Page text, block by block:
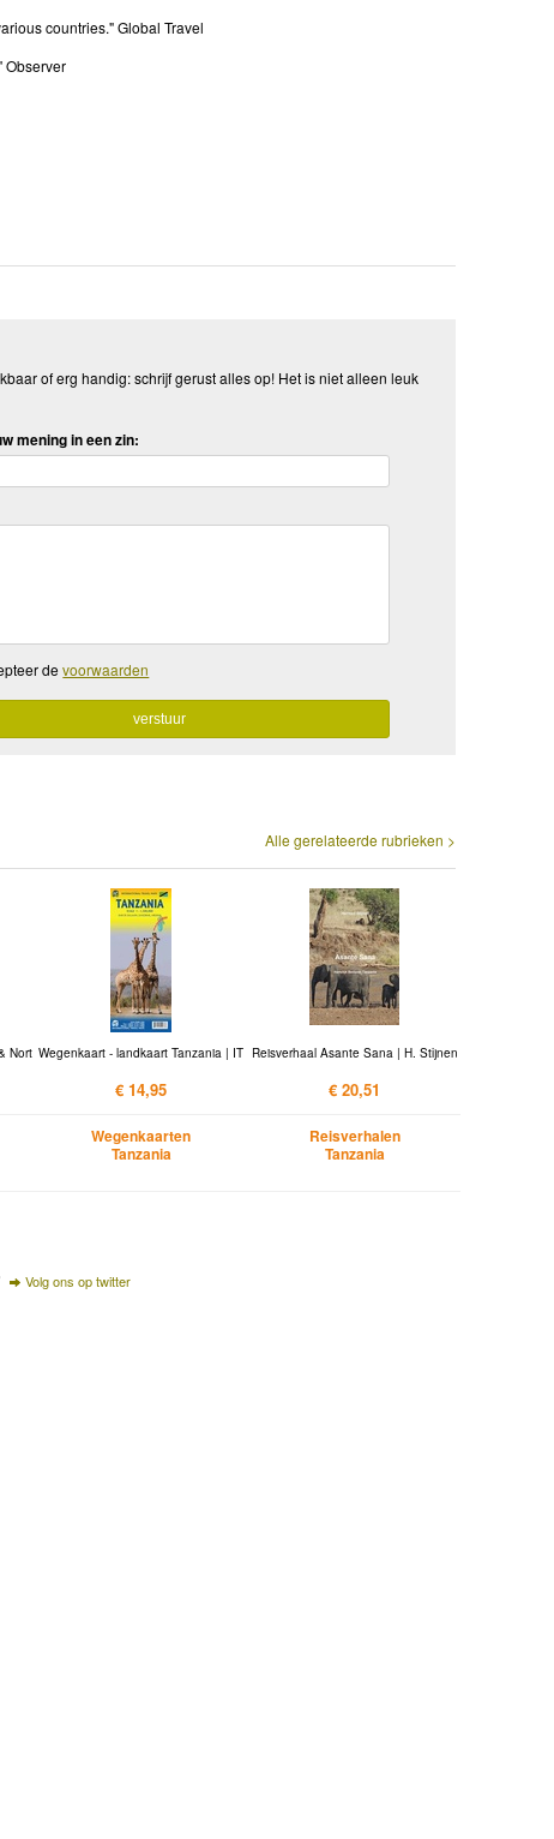
countries." Global Travel
Observer
of erg handig: schrijf gerust alles op! Het is niet alleen leuk
mening in een zin:
devoorwaarden
Alle gerelateerde rubrieken >
Nort Wegenkaart - landkaart Tanzania | IT
€ 14,95
Wegenkaarten
Tanzania
Reisverhaal Asante Sana | H. Stijnen
€ 20,51
Reisverhalen
Tanzania
Volg ons op twitter